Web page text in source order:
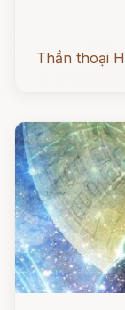
Thần thoại